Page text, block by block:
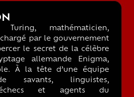
mathématicien,
par le gouvernement
le secret de la célèbre
allemande Enigma,
À la tête d’une équipe
savants, linguistes,
et agents du